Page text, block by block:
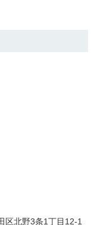
区北野3条1丁目12-1